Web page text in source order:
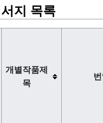
지 목록
개별작품제
목